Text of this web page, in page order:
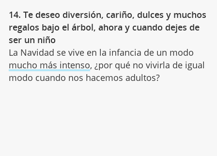
14. Te deseo diversión, cariño, dulces y muchos
regalos bajo el árbol, ahora y cuando dejes de
ser un niño
La Navidad se vive en la infancia de un modo
mucho más intenso, ¿por qué no vivirla de igual
modo cuando nos hacemos adultos?